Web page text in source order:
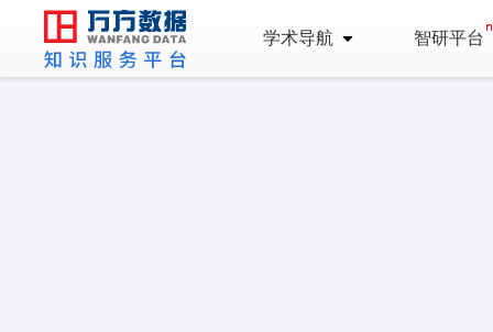
学术导航 智研平台